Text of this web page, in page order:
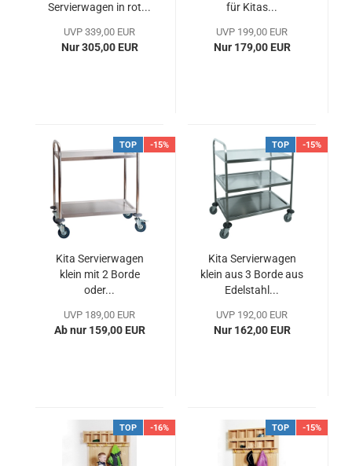
Servierwagen in rot...
UVP 339,00 EUR
Nur 305,00 EUR
für Kitas...
UVP 199,00 EUR
Nur 179,00 EUR
TOP -15%
Kita Servierwagen
klein mit 2 Borde
oder...
UVP 189,00 EUR
Ab nur 159,00 EUR
TOP -15%
Kita Servierwagen
klein aus 3 Borde aus
Edelstahl...
UVP 192,00 EUR
Nur 162,00 EUR
TOP -16% TOP -15%